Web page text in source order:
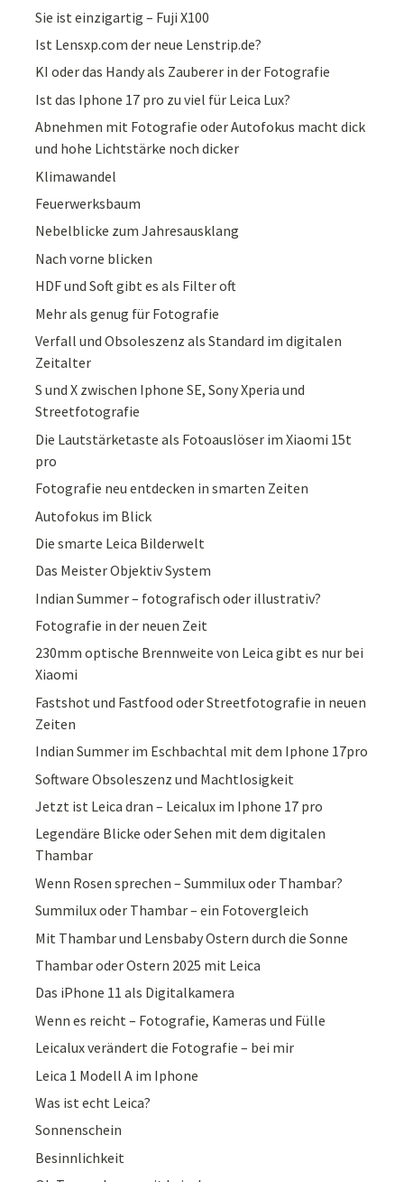
Sie ist einzigartig – Fuji X100
Ist Lensxp.com der neue Lenstrip.de?
KI oder das Handy als Zauberer in der Fotografie
Ist das Iphone 17 pro zu viel für Leica Lux?
Abnehmen mit Fotografie oder Autofokus macht dick
und hohe Lichtstärke noch dicker
Klimawandel
Feuerwerksbaum
Nebelblicke zum Jahresausklang
Nach vorne blicken
HDF und Soft gibt es als Filter oft
Mehr als genug für Fotografie
Verfall und Obsoleszenz als Standard im digitalen
Zeitalter
S und X zwischen Iphone SE, Sony Xperia und
Streetfotografie
Die Lautstärketaste als Fotoauslöser im Xiaomi 15t
pro
Fotografie neu entdecken in smarten Zeiten
Autofokus im Blick
Die smarte Leica Bilderwelt
Das Meister Objektiv System
Indian Summer – fotografisch oder illustrativ?
Fotografie in der neuen Zeit
230mm optische Brennweite von Leica gibt es nur bei
Xiaomi
Fastshot und Fastfood oder Streetfotografie in neuen
Zeiten
Indian Summer im Eschbachtal mit dem Iphone 17pro
Software Obsoleszenz und Machtlosigkeit
Jetzt ist Leica dran – Leicalux im Iphone 17 pro
Legendäre Blicke oder Sehen mit dem digitalen
Thambar
Wenn Rosen sprechen – Summilux oder Thambar?
Summilux oder Thambar – ein Fotovergleich
Mit Thambar und Lensbaby Ostern durch die Sonne
Thambar oder Ostern 2025 mit Leica
Das iPhone 11 als Digitalkamera
Wenn es reicht – Fotografie, Kameras und Fülle
Leicalux verändert die Fotografie – bei mir
Leica 1 Modell A im Iphone
Was ist echt Leica?
Sonnenschein
Besinnlichkeit